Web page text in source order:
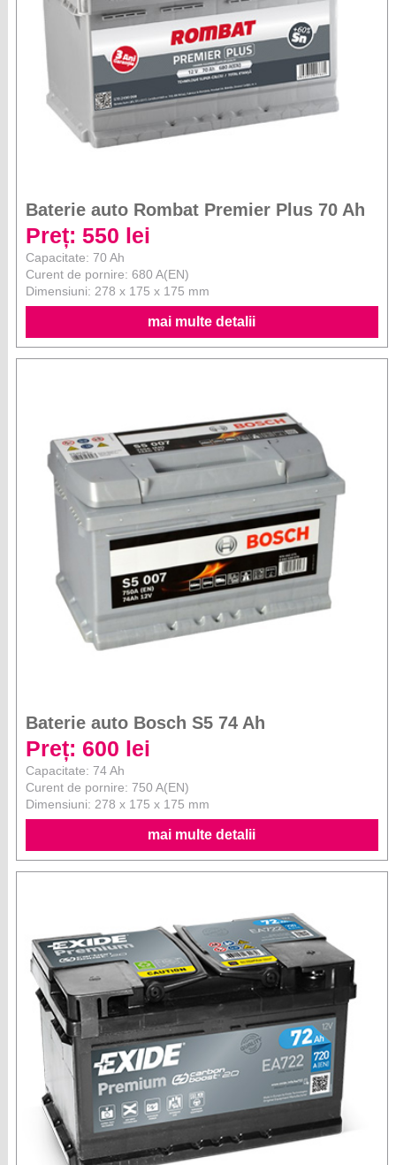
Baterie auto Rombat Premier Plus 70 Ah
Preț: 550 lei
Capacitate: 70 Ah
Curent de pornire: 680 A(EN)
Dimensiuni: 278 x 175 x 175 mm
mai multe detalii
Baterie auto Bosch S5 74 Ah
Preț: 600 lei
Capacitate: 74 Ah
Curent de pornire: 750 A(EN)
Dimensiuni: 278 x 175 x 175 mm
mai multe detalii